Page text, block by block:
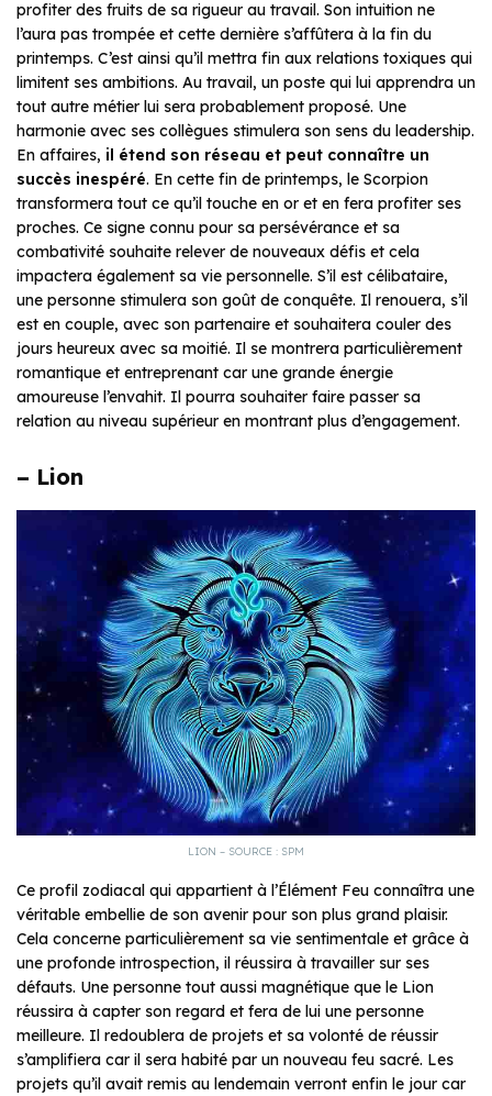
profiter des fruits de sa rigueur au travail. Son intuition ne
l’aura pas trompée et cette dernière s’affûtera à la fin du
printemps. C’est ainsi qu’il mettra fin aux relations toxiques qui
limitent ses ambitions. Au travail, un poste qui lui apprendra un
tout autre métier lui sera probablement proposé. Une
harmonie avec ses collègues stimulera son sens du leadership.
En affaires, il étend son réseau et peut connaître un
succès inespéré. En cette fin de printemps, le Scorpion
transformera tout ce qu’il touche en or et en fera profiter ses
proches. Ce signe connu pour sa persévérance et sa
combativité souhaite relever de nouveaux défis et cela
impactera également sa vie personnelle. S’il est célibataire,
une personne stimulera son goût de conquête. Il renouera, s’il
est en couple, avec son partenaire et souhaitera couler des
jours heureux avec sa moitié. Il se montrera particulièrement
romantique et entreprenant car une grande énergie
amoureuse l’envahit. Il pourra souhaiter faire passer sa
relation au niveau supérieur en montrant plus d’engagement.
– Lion
LION – SOURCE : SPM
Ce profil zodiacal qui appartient à l’Élément Feu connaîtra une
véritable embellie de son avenir pour son plus grand plaisir.
Cela concerne particulièrement sa vie sentimentale et grâce à
une profonde introspection, il réussira à travailler sur ses
défauts. Une personne tout aussi magnétique que le Lion
réussira à capter son regard et fera de lui une personne
meilleure. Il redoublera de projets et sa volonté de réussir
s’amplifiera car il sera habité par un nouveau feu sacré. Les
projets qu’il avait remis au lendemain verront enfin le jour car